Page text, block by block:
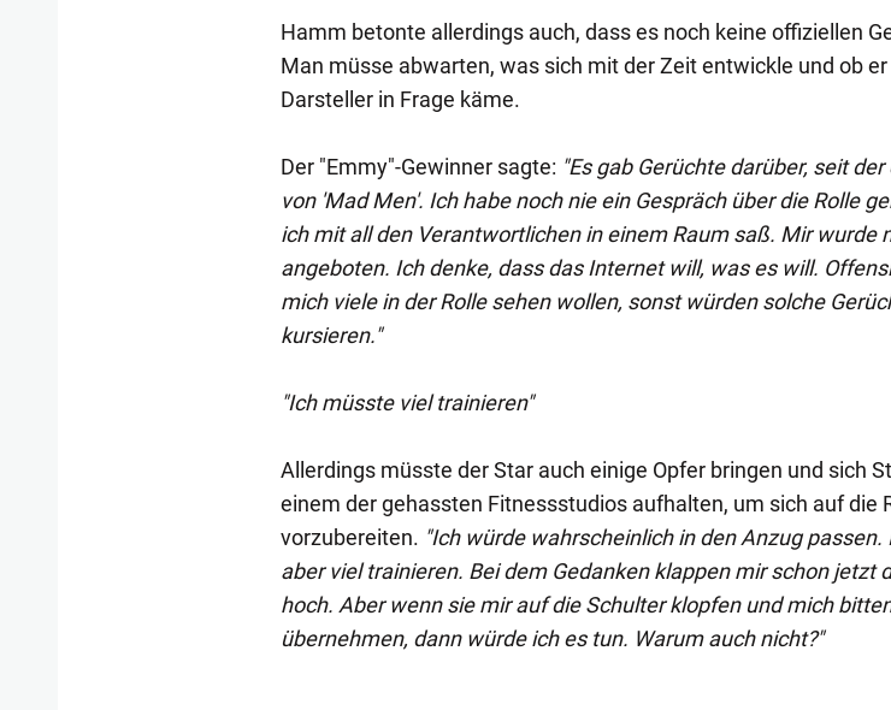
Hamm betonte allerdings auch, dass es noch keine offiziellen
Man müsse abwarten, was sich mit der Zeit entwickle und ob
Darsteller in Frage käme.
Der "Emmy"-Gewinner sagte: "Es gab Gerüchte darüber, seit
von 'Mad Men'. Ich habe noch nie ein Gespräch über die Rolle
ich mit all den Verantwortlichen in einem Raum saß. Mir wurde
angeboten. Ich denke, dass das Internet will, was es will.
mich viele in der Rolle sehen wollen, sonst würden solche
kursieren."
"Ich müsste viel trainieren"
Allerdings müsste der Star auch einige Opfer bringen und sich
einem der gehassten Fitnessstudios aufhalten, um sich auf die
vorzubereiten. "Ich würde wahrscheinlich in den Anzug passen.
aber viel trainieren. Bei dem Gedanken klappen mir schon jetzt
hoch. Aber wenn sie mir auf die Schulter klopfen und mich
übernehmen, dann würde ich es tun. Warum auch nicht?"